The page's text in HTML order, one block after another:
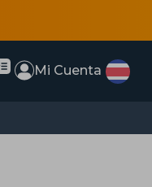
Mi Cuenta